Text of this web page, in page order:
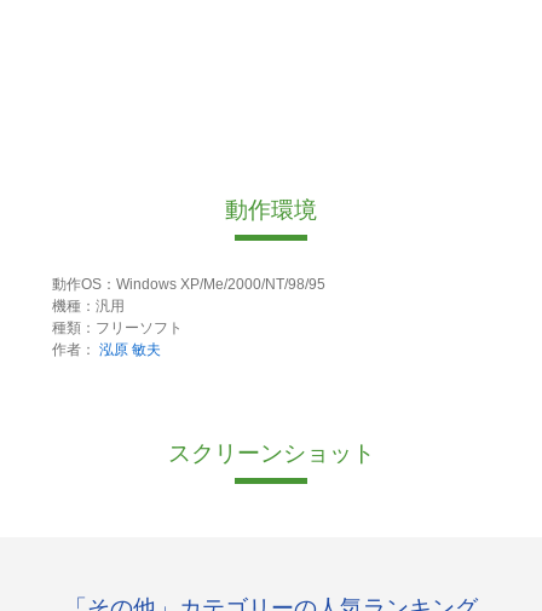
動作環境
動作OS：Windows XP/Me/2000/NT/98/95
機種：汎用
種類：フリーソフト
作者： 泓原 敏夫
スクリーンショット